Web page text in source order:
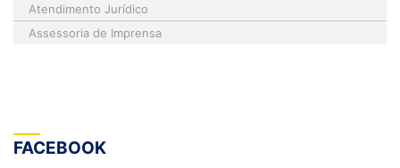
Atendimento Jurídico
Assessoria de Imprensa
FACEBOOK